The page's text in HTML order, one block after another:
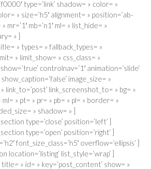
type=’link’ shadow= » color= »
» size=’h5′ alignment= » position=’ab-
mr=’1′ mb=’n1′ ml= » list_hide= »
» ]
» types= » fallback_types= »
» limit_show= » css_class= »
controlnav=’1′ animation=’slide’
image_size= »
link_to=’post’ link_screenshot_to= » bg= »
ml= » pt= » pr= » pb= » pl= » border= »
» shadow= » ]
type=’close’ position=’left’ ]
type=’open’ position=’right’ ]
font_size_class=’h5′ overflow=’ellipsis’ ]
location=’listing’ list_style=’wrap’ ]
» id= » key=’post_content’ show= »